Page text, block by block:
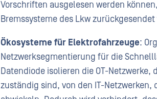
Vorschriften ausgelesen werden
Bremssysteme des Lkw
Ökosysteme für Elektrofahrzeuge:
Netzwerksegmentierung für die
Datendiode isolieren die OT-
zuständig sind, von den IT-